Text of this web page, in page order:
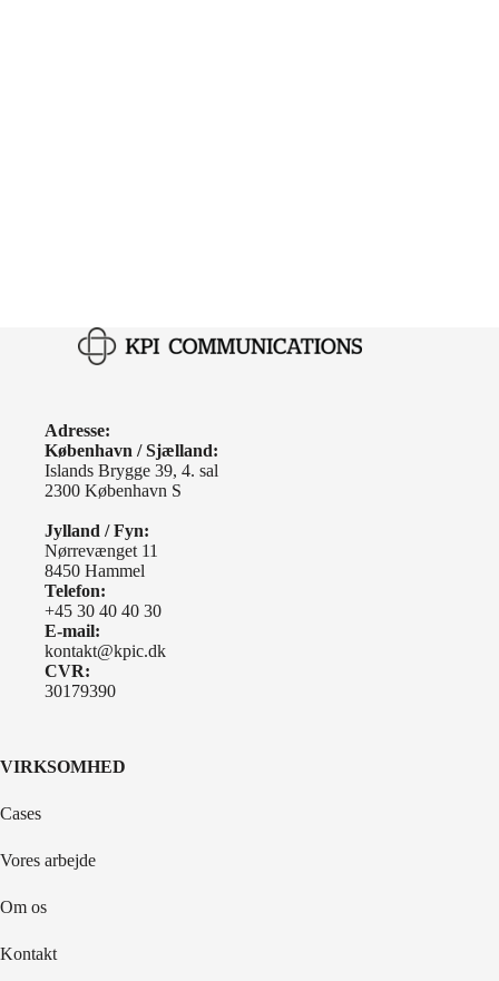
Adresse:
København / Sjælland:
Islands Brygge 39, 4. sal
2300 København S
Jylland / Fyn:
Nørrevænget 11
8450 Hammel
Telefon:
+45 30 40 40 30
E-mail:
kontakt@kpic.dk
CVR:
30179390
VIRKSOMHED
Cases
Vores arbejde
Om os
Kontakt